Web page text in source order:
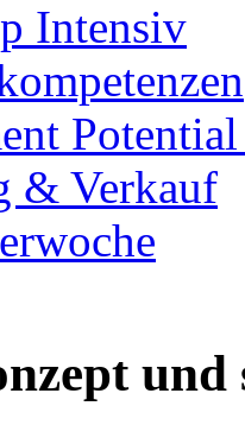
Intensiv
& Verkauf
und